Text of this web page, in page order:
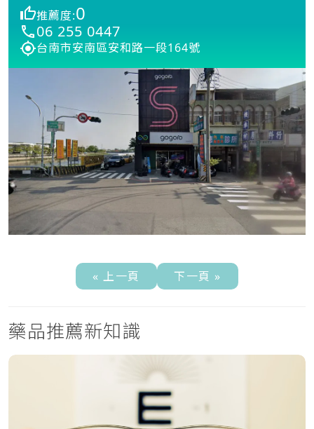
推薦度:0
06 255 0447
台南市安南區安和路一段164號
« 上一頁 下一頁 »
藥品推薦新知識